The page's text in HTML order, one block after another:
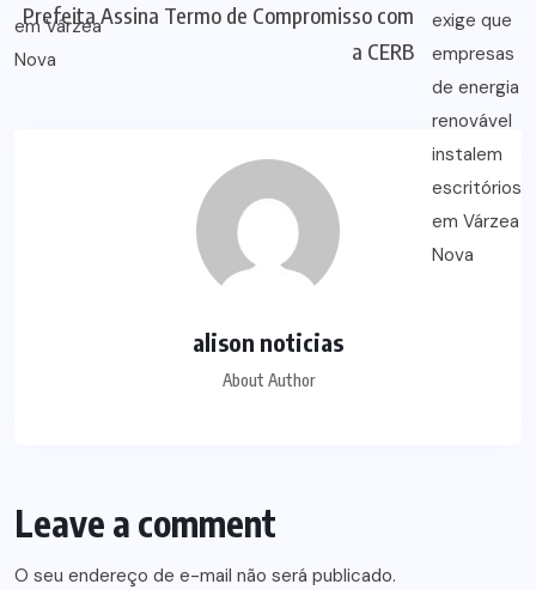
Prefeita Assina Termo de Compromisso com
a CERB
alison noticias
About Author
Leave a comment
O seu endereço de e-mail não será publicado.